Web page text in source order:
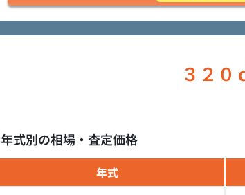
３２
年式別の相場・査定価格
年式